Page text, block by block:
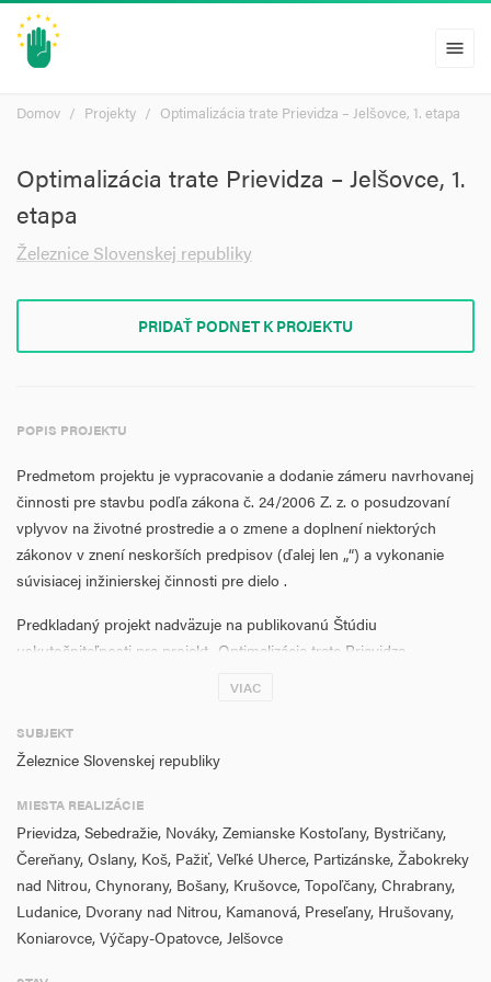
menu
Domov Projekty Optimalizácia trate Prievidza – Jelšovce, 1. etapa
Optimalizácia trate Prievidza – Jelšovce, 1.
etapa
Železnice Slovenskej republiky
PRIDAŤ PODNET K PROJEKTU
POPIS PROJEKTU
Predmetom projektu je vypracovanie a dodanie zámeru navrhovanej
činnosti pre stavbu podľa zákona č. 24/2006 Z. z. o posudzovaní
vplyvov na životné prostredie a o zmene a doplnení niektorých
zákonov v znení neskorších predpisov (ďalej len „“) a vykonanie
súvisiacej inžinierskej činnosti pre dielo .
Predkladaný projekt nadväzuje na publikovanú Štúdiu
uskutočniteľnosti pre projekt „Optimalizácia trate Prievidza –
železničnej trate č. 122C (označenie podľa TTP), ktorá podľa
zoznamu Ministerstva dopravy a výstavby SR patrí medzi hlavné
Prievidza – ŽST Topoľčany je v súčasnosti stanovená na 80 km/h a
v úseku ŽST Topoľčany – ŽST Jelšovce je stanovená traťová
rýchlosť 100 km/h.
Účelom predkladaného projektu je zabezpečiť zákonom stanovené
požiadavky vyplývajúce zo zákona o posudzovaní vplyvov na
VIAC
SUBJEKT
Železnice Slovenskej republiky
MIESTA REALIZÁCIE
Prievidza, Sebedražie, Nováky, Zemianske Kostoľany, Bystričany,
Čereňany, Oslany, Koš, Pažiť, Veľké Uherce, Partizánske, Žabokreky
nad Nitrou, Chynorany, Bošany, Krušovce, Topoľčany, Chrabrany,
Ludanice, Dvorany nad Nitrou, Kamanová, Preseľany, Hrušovany,
Koniarovce, Výčapy-Opatovce, Jelšovce